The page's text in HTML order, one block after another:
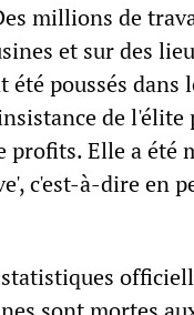
millions de
et sur des
poussés dans
de
Elle a été
c'est-à-dire en